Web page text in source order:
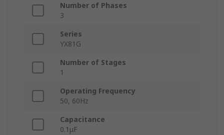
Number of Phases
3
Series
YX81G
Number of Stages
1
Operating Frequency
50, 60Hz
Capacitance
0.1μF